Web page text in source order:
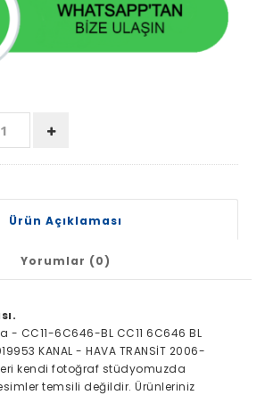
Ürün Açıklaması
Yorumlar (0)
- CC11-6C646-BL CC11 6C646 BL
KANAL - HAVA TRANSİT 2006-
kendi fotoğraf stüdyomuzda
temsili değildir. Ürünleriniz